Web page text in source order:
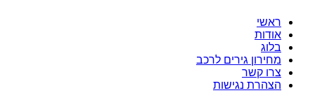
ראשי
אודות
בלוג
מחירון גירים לרכב
צרו קשר
הצהרת נגישות